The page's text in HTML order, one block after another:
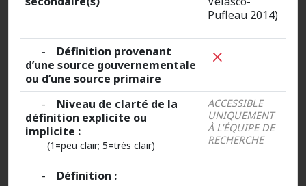
Pufleau 2014)
- Définition provenant
d’une source gouvernementale
ou d’une source primaire
- Niveau de clarté de la
définition explicite ou
implicite :
(1=peu clair; 5=très clair)
ACCESSIBLE
UNIQUEMENT
À L’ÉQUIPE DE
RECHERCHE
- Définition :